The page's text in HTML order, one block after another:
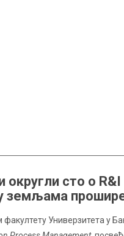
сто о
земљама
Универзитета у